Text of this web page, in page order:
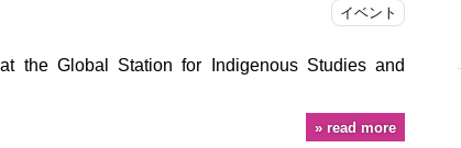
イベント
the Global Station for Indigenous Studies and
read more